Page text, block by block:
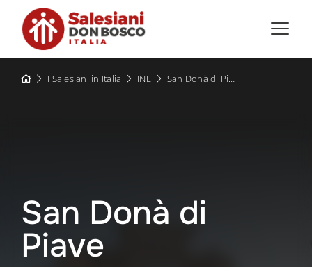
content
I Salesiani in Italia INE San Donà di Piave
San Donà di
Piave